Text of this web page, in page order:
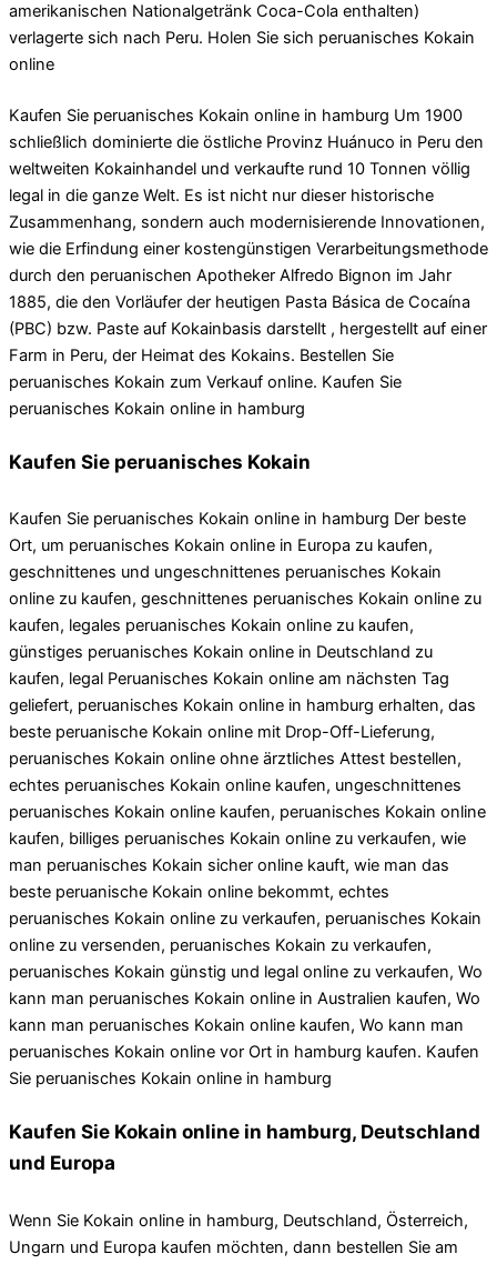
amerikanischen Nationalgetränk Coca-Cola enthalten)
verlagerte sich nach Peru. Holen Sie sich peruanisches Kokain
online
Kaufen Sie peruanisches Kokain online in hamburg Um 1900
schließlich dominierte die östliche Provinz Huánuco in Peru den
weltweiten Kokainhandel und verkaufte rund 10 Tonnen völlig
legal in die ganze Welt. Es ist nicht nur dieser historische
Zusammenhang, sondern auch modernisierende Innovationen,
wie die Erfindung einer kostengünstigen Verarbeitungsmethode
durch den peruanischen Apotheker Alfredo Bignon im Jahr
1885, die den Vorläufer der heutigen Pasta Básica de Cocaína
(PBC) bzw. Paste auf Kokainbasis darstellt , hergestellt auf einer
Farm in Peru, der Heimat des Kokains. Bestellen Sie
peruanisches Kokain zum Verkauf online. Kaufen Sie
peruanisches Kokain online in hamburg
Kaufen Sie peruanisches Kokain
Kaufen Sie peruanisches Kokain online in hamburg Der beste
Ort, um peruanisches Kokain online in Europa zu kaufen,
geschnittenes und ungeschnittenes peruanisches Kokain
online zu kaufen, geschnittenes peruanisches Kokain online zu
kaufen, legales peruanisches Kokain online zu kaufen,
günstiges peruanisches Kokain online in Deutschland zu
kaufen, legal Peruanisches Kokain online am nächsten Tag
geliefert, peruanisches Kokain online in hamburg erhalten, das
beste peruanische Kokain online mit Drop-Off-Lieferung,
peruanisches Kokain online ohne ärztliches Attest bestellen,
echtes peruanisches Kokain online kaufen, ungeschnittenes
peruanisches Kokain online kaufen, peruanisches Kokain online
kaufen, billiges peruanisches Kokain online zu verkaufen, wie
man peruanisches Kokain sicher online kauft, wie man das
beste peruanische Kokain online bekommt, echtes
peruanisches Kokain online zu verkaufen, peruanisches Kokain
online zu versenden, peruanisches Kokain zu verkaufen,
peruanisches Kokain günstig und legal online zu verkaufen, Wo
kann man peruanisches Kokain online in Australien kaufen, Wo
kann man peruanisches Kokain online kaufen, Wo kann man
peruanisches Kokain online vor Ort in hamburg kaufen. Kaufen
Sie peruanisches Kokain online in hamburg
Kaufen Sie Kokain online in hamburg, Deutschland
und Europa
Wenn Sie Kokain online in hamburg, Deutschland, Österreich,
Ungarn und Europa kaufen möchten, dann bestellen Sie am